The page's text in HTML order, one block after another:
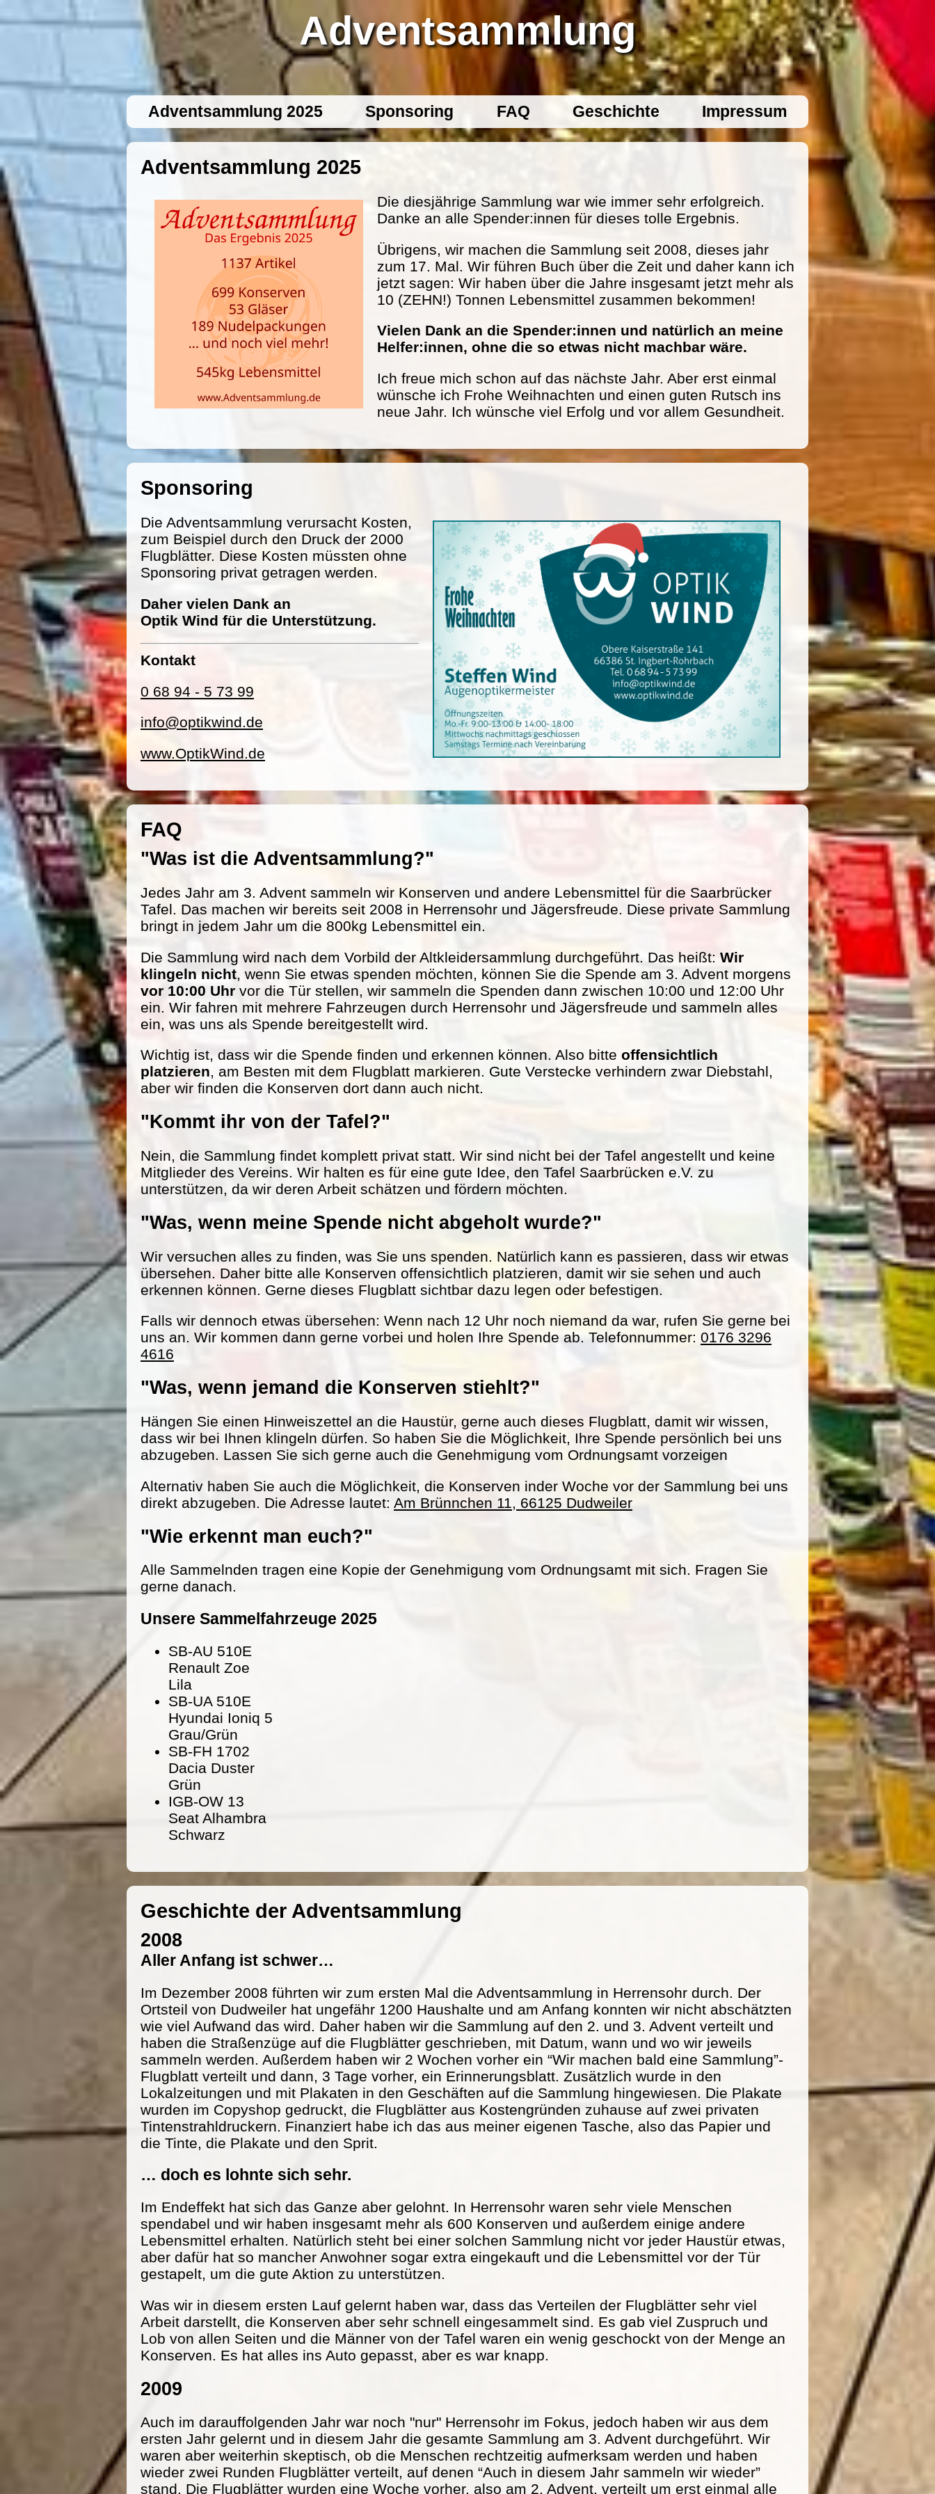
Adventsammlung
Adventsammlung 2025 Sponsoring FAQ Geschichte Impressum
Adventsammlung 2025
Die diesjährige Sammlung war wie immer sehr erfolgreich.
Danke an alle Spender:innen für dieses tolle Ergebnis.
Übrigens, wir machen die Sammlung seit 2008, dieses jahr
zum 17. Mal. Wir führen Buch über die Zeit und daher kann ich
jetzt sagen: Wir haben über die Jahre insgesamt jetzt mehr als
10 (ZEHN!) Tonnen Lebensmittel zusammen bekommen!
Vielen Dank an die Spender:innen und natürlich an meine
Helfer:innen, ohne die so etwas nicht machbar wäre.
Ich freue mich schon auf das nächste Jahr. Aber erst einmal
wünsche ich Frohe Weihnachten und einen guten Rutsch ins
neue Jahr. Ich wünsche viel Erfolg und vor allem Gesundheit.
Sponsoring
Die Adventsammlung verursacht Kosten,
zum Beispiel durch den Druck der 2000
Flugblätter. Diese Kosten müssten ohne
Sponsoring privat getragen werden.
Daher vielen Dank an
Optik Wind für die Unterstützung.
Kontakt
0 68 94 - 5 73 99
info@optikwind.de
www.OptikWind.de
FAQ
"Was ist die Adventsammlung?"
Jedes Jahr am 3. Advent sammeln wir Konserven und andere Lebensmittel für die Saarbrücker
Tafel. Das machen wir bereits seit 2008 in Herrensohr und Jägersfreude. Diese private Sammlung
bringt in jedem Jahr um die 800kg Lebensmittel ein.
Die Sammlung wird nach dem Vorbild der Altkleidersammlung durchgeführt. Das heißt: Wir
klingeln nicht , wenn Sie etwas spenden möchten, können Sie die Spende am 3. Advent morgens
vor 10:00 Uhr vor die Tür stellen, wir sammeln die Spenden dann zwischen 10:00 und 12:00 Uhr
ein. Wir fahren mit mehrere Fahrzeugen durch Herrensohr und Jägersfreude und sammeln alles
ein, was uns als Spende bereitgestellt wird.
Wichtig ist, dass wir die Spende finden und erkennen können. Also bitte offensichtlich
platzieren, am Besten mit dem Flugblatt markieren. Gute Verstecke verhindern zwar Diebstahl,
aber wir finden die Konserven dort dann auch nicht.
"Kommt ihr von der Tafel?"
Nein, die Sammlung findet komplett privat statt. Wir sind nicht bei der Tafel angestellt und keine
Mitglieder des Vereins. Wir halten es für eine gute Idee, den Tafel Saarbrücken e.V. zu
unterstützen, da wir deren Arbeit schätzen und fördern möchten.
"Was, wenn meine Spende nicht abgeholt wurde?"
Wir versuchen alles zu finden, was Sie uns spenden. Natürlich kann es passieren, dass wir etwas
übersehen. Daher bitte alle Konserven offensichtlich platzieren, damit wir sie sehen und auch
erkennen können. Gerne dieses Flugblatt sichtbar dazu legen oder befestigen.
Falls wir dennoch etwas übersehen: Wenn nach 12 Uhr noch niemand da war, rufen Sie gerne bei
uns an. Wir kommen dann gerne vorbei und holen Ihre Spende ab. Telefonnummer: 0176 3296
4616
"Was, wenn jemand die Konserven stiehlt?"
Hängen Sie einen Hinweiszettel an die Haustür, gerne auch dieses Flugblatt, damit wir wissen,
dass wir bei Ihnen klingeln dürfen. So haben Sie die Möglichkeit, Ihre Spende persönlich bei uns
abzugeben. Lassen Sie sich gerne auch die Genehmigung vom Ordnungsamt vorzeigen
Alternativ haben Sie auch die Möglichkeit, die Konserven inder Woche vor der Sammlung bei uns
direkt abzugeben. Die Adresse lautet: Am Brünnchen 11, 66125 Dudweiler
"Wie erkennt man euch?"
Alle Sammelnden tragen eine Kopie der Genehmigung vom Ordnungsamt mit sich. Fragen Sie
gerne danach.
Unsere Sammelfahrzeuge 2025
SB-AU 510E
Renault Zoe
Lila
SB-UA 510E
Hyundai Ioniq 5
Grau/Grün
SB-FH 1702
Dacia Duster
Grün
IGB-OW 13
Seat Alhambra
Schwarz
Geschichte der Adventsammlung
2008
Aller Anfang ist schwer…
Im Dezember 2008 führten wir zum ersten Mal die Adventsammlung in Herrensohr durch. Der
Ortsteil von Dudweiler hat ungefähr 1200 Haushalte und am Anfang konnten wir nicht abschätzten
wie viel Aufwand das wird. Daher haben wir die Sammlung auf den 2. und 3. Advent verteilt und
haben die Straßenzüge auf die Flugblätter geschrieben, mit Datum, wann und wo wir jeweils
sammeln werden. Außerdem haben wir 2 Wochen vorher ein “Wir machen bald eine Sammlung”-
Flugblatt verteilt und dann, 3 Tage vorher, ein Erinnerungsblatt. Zusätzlich wurde in den
Lokalzeitungen und mit Plakaten in den Geschäften auf die Sammlung hingewiesen. Die Plakate
wurden im Copyshop gedruckt, die Flugblätter aus Kostengründen zuhause auf zwei privaten
Tintenstrahldruckern. Finanziert habe ich das aus meiner eigenen Tasche, also das Papier und
die Tinte, die Plakate und den Sprit.
… doch es lohnte sich sehr.
Im Endeffekt hat sich das Ganze aber gelohnt. In Herrensohr waren sehr viele Menschen
spendabel und wir haben insgesamt mehr als 600 Konserven und außerdem einige andere
Lebensmittel erhalten. Natürlich steht bei einer solchen Sammlung nicht vor jeder Haustür etwas,
aber dafür hat so mancher Anwohner sogar extra eingekauft und die Lebensmittel vor der Tür
gestapelt, um die gute Aktion zu unterstützen.
Was wir in diesem ersten Lauf gelernt haben war, dass das Verteilen der Flugblätter sehr viel
Arbeit darstellt, die Konserven aber sehr schnell eingesammelt sind. Es gab viel Zuspruch und
Lob von allen Seiten und die Männer von der Tafel waren ein wenig geschockt von der Menge an
Konserven. Es hat alles ins Auto gepasst, aber es war knapp.
2009
Auch im darauffolgenden Jahr war noch "nur" Herrensohr im Fokus, jedoch haben wir aus dem
ersten Jahr gelernt und in diesem Jahr die gesamte Sammlung am 3. Advent durchgeführt. Wir
waren aber weiterhin skeptisch, ob die Menschen rechtzeitig aufmerksam werden und haben
wieder zwei Runden Flugblätter verteilt, auf denen “Auch in diesem Jahr sammeln wir wieder”
stand. Die Flugblätter wurden eine Woche vorher, also am 2. Advent, verteilt um erst einmal alle